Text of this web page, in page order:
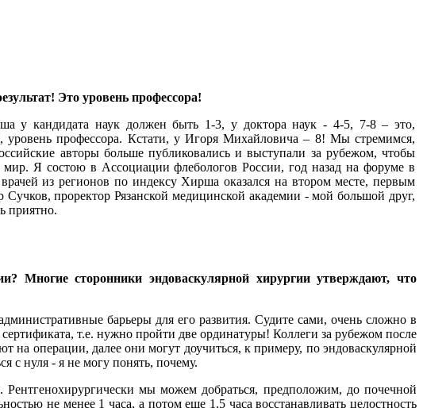
Это уровень профессора!
у кандидата наук должен быть 1-3, у доктора наук - 4-5, 7-8 – это,
уровень профессора. Кстати, у Игоря Михайловича – 8! Мы стремимся,
авторы больше публиковались и выступали за рубежом, чтобы
мир. Я состою в Ассоциации флебологов России, год назад на форуме в
из регионов по индексу Хирша оказался на втором месте, первым
Сучков, проректор Рязанской медицинской академии - мой большой друг,
приятно.
Многие сторонники эндоваскулярной хирургии утверждают, что
барьеры для его развития. Судите сами, очень сложно в
т.е. нужно пройти две ординатуры! Коллеги за рубежом после
на операции, далее они могут доучиться, к примеру, по эндоваскулярной
с нуля - я не могу понять, почему.
мы можем добраться, предположим, до почечной
не менее 1 часа, а потом еще 1,5 часа восстанавливать целостность